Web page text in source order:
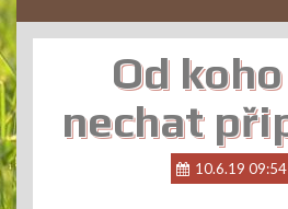
Od
nechat
10.6.19 09:54